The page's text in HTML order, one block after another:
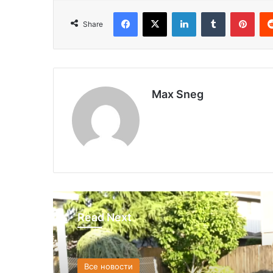
Share
Max Sneg
Read Next
Все новости